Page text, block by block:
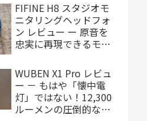
ゲーミングタブレット
FIFINE H8 スタジオモ
ニタリングヘッドフォ
ン レビュー ー 原音を
忠実に再現できるモニ
4,000円台で購入でき
ます
WUBEN X1 Pro レビュ
ー － もはや「懐中電
灯」ではない！12,300
ルーメンの圧倒的な輝